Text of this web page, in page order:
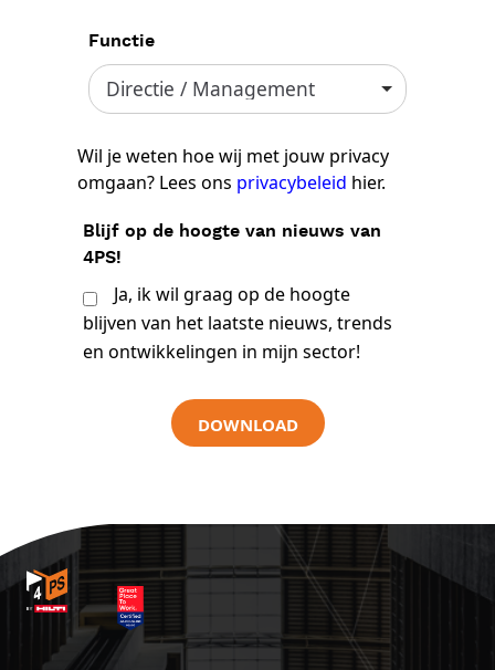
Functie
Wil je weten hoe wij met jouw privacy
omgaan? Lees ons privacybeleid hier.
Blijf op de hoogte van nieuws van
4PS!
Ja, ik wil graag op de hoogte
blijven van het laatste nieuws, trends
en ontwikkelingen in mijn sector!
DOWNLOAD